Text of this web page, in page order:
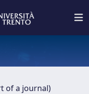
of a journal)